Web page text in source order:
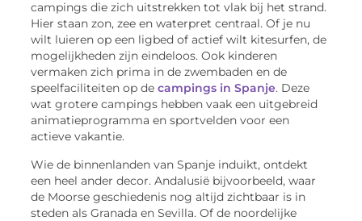
campings die zich uitstrekken tot vlak bij het strand.
Hier staan zon, zee en waterpret centraal. Of je nu
wilt luieren op een ligbed of actief wilt kitesurfen, de
mogelijkheden zijn eindeloos. Ook kinderen
vermaken zich prima in de zwembaden en de
speelfaciliteiten op decampings in Spanje. Deze
wat grotere campings hebben vaak een uitgebreid
animatieprogramma en sportvelden voor een
actieve vakantie.
Wie de binnenlanden van Spanje induikt, ontdekt
een heel ander decor. Andalusië bijvoorbeeld, waar
de Moorse geschiedenis nog altijd zichtbaar is in
steden als Granada en Sevilla. Of de noordelijke